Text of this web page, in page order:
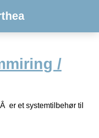
/
er et systemtilbehør til